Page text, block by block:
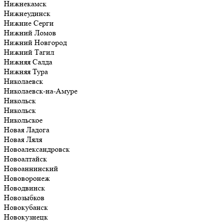
Нижнекамск
Нижнеудинск
Нижние Серги
Нижний Ломов
Нижний Новгород
Нижний Тагил
Нижняя Салда
Нижняя Тура
Николаевск
Николаевск-на-Амуре
Никольск
Никольск
Никольское
Новая Ладога
Новая Ляля
Новоалександровск
Новоалтайск
Новоаннинский
Нововоронеж
Новодвинск
Новозыбков
Новокубанск
Новокузнецк